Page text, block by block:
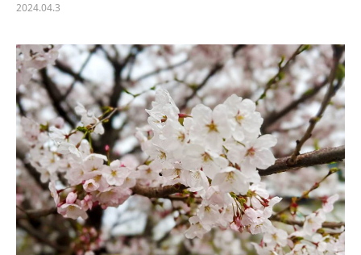
2024.04.3
保管事業
企業情報
採用情報